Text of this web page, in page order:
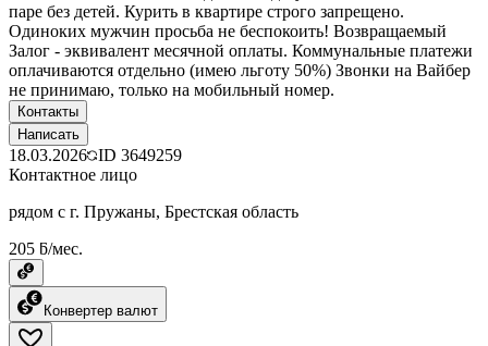
паре без детей. Курить в квартире строго запрещено.
Одиноких мужчин просьба не беспокоить! Возвращаемый
Залог - эквивалент месячной оплаты. Коммунальные платежи
оплачиваются отдельно (имею льготу 50%) Звонки на Вайбер
не принимаю, только на мобильный номер.
Контакты
Написать
18.03.2026 ID 3649259
Контактное лицо
рядом с г. Пружаны, Брестская область
205 ƃ/мес.
Конвертер валют